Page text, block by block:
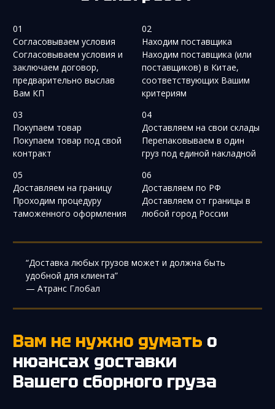
01
Согласовываем условия
Согласовываем условия и
заключаем договор,
предварительно выслав
Вам КП
02
Находим поставщика
Находим поставщика (или
поставщиков) в Китае,
соответствующих Вашим
критериям
03
Покупаем товар
Покупаем товар под свой
контракт
04
Доставляем на свои склады
Перепаковываем в один
груз под единой накладной
05
Доставляем на границу
Проходим процедуру
таможенного оформления
06
Доставляем по РФ
Доставляем от границы в
любой город России
“Доставка любых грузов может и должна быть
удобной для клиента”
— Атранс Глобал
Вам не нужно думать о
нюансах доставки
Вашего сборного груза